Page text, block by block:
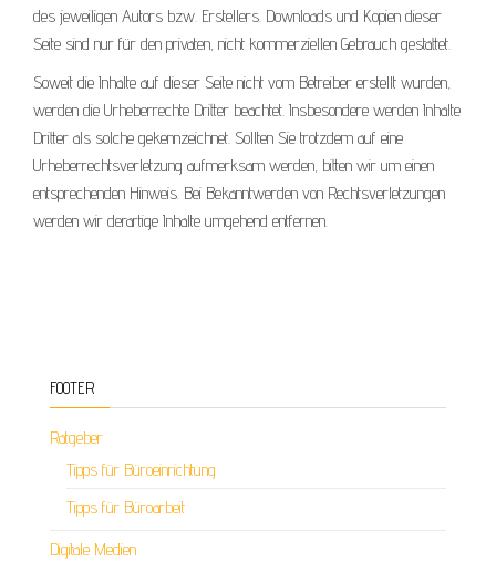
des jeweiligen Autors bzw. Erstellers. Downloads und Kopien dieser
Seite sind nur für den privaten, nicht kommerziellen Gebrauch gestattet.
Soweit die Inhalte auf dieser Seite nicht vom Betreiber erstellt wurden,
werden die Urheberrechte Dritter beachtet. Insbesondere werden Inhalte
Dritter als solche gekennzeichnet. Sollten Sie trotzdem auf eine
Urheberrechtsverletzung aufmerksam werden, bitten wir um einen
entsprechenden Hinweis. Bei Bekanntwerden von Rechtsverletzungen
werden wir derartige Inhalte umgehend entfernen.
FOOTER
Ratgeber
Tipps für Büroeinrichtung
Tipps für Büroarbeit
Digitale Medien